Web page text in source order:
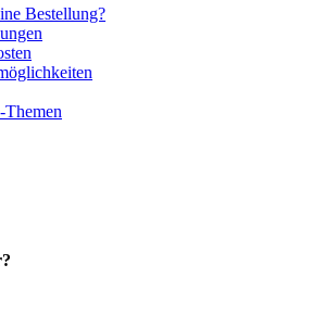
Bestellung?